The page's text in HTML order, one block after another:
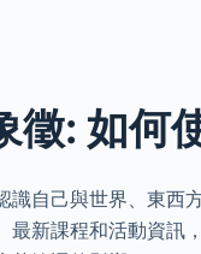
徵: 如何
識自己與世界、東西
最新課程和活動資訊